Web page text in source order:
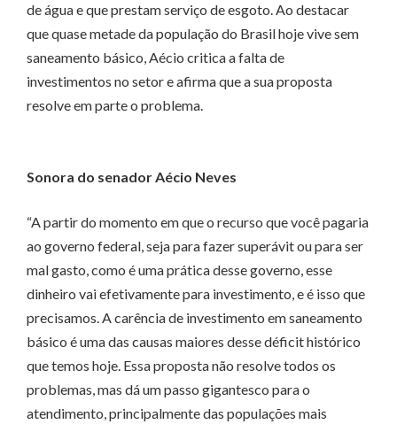
de água e que prestam serviço de esgoto. Ao destacar
que quase metade da população do Brasil hoje vive sem
saneamento básico, Aécio critica a falta de
investimentos no setor e afirma que a sua proposta
resolve em parte o problema.
Sonora do senador Aécio Neves
“A partir do momento em que o recurso que você pagaria
ao governo federal, seja para fazer superávit ou para ser
mal gasto, como é uma prática desse governo, esse
dinheiro vai efetivamente para investimento, e é isso que
precisamos. A carência de investimento em saneamento
básico é uma das causas maiores desse déficit histórico
que temos hoje. Essa proposta não resolve todos os
problemas, mas dá um passo gigantesco para o
atendimento, principalmente das populações mais